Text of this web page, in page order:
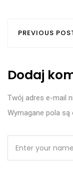
PREVIOUS
Dodaj
Twój adres e-mail
Wymagane pola są